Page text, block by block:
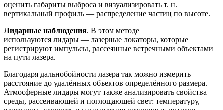
оценить габариты выброса и визуализировать т. н.
вертикальный профиль — распределение частиц по высоте.
Лидарные наблюдения. В этом методе
используются лидары — лазерные локаторы, которые
регистрируют импульсы, рассеянные встречными объектами
на пути лазера.
Благодаря дальнобойности лазера так можно измерить
расстояние до удалённых объектов определённого размера.
Атмосферные лидары могут также анализировать свойства
среды, рассеивающей и поглощающей свет: температуру,